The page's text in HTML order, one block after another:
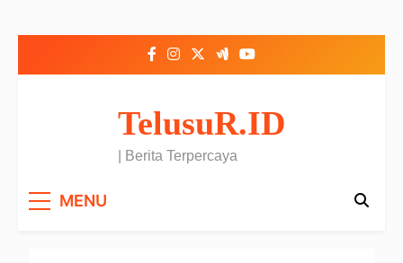
TelusuR.ID
| Berita Terpercaya
MENU